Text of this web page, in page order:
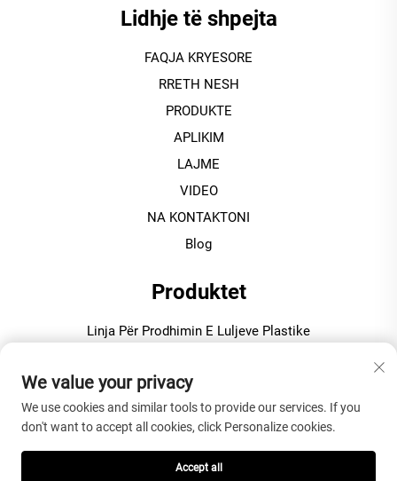
Lidhje të shpejta
FAQJA KRYESORE
RRETH NESH
PRODUKTE
APLIKIM
LAJME
VIDEO
NA KONTAKTONI
Blog
Produktet
Linja Për Prodhimin E Luljeve Plastike
Vijë Prodhimi Fletë Plastike / Tavolinë
Makinë Granulimi / Pelletizimi Plastike
Përzierës Plastike Për Prodhimin e PVC-së
We value your privacy
We use cookies and similar tools to provide our services. If you
don't want to accept all cookies, click Personalize cookies.
Accept all